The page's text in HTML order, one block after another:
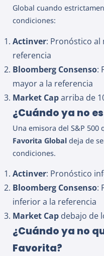
Global cuando
condiciones:
Actinver: Pronóstico al
referencia
Bloomberg Consenso:
mayor a la referencia
Market Caparriba de
¿Cuándo ya no
Una emisora del S&P 500
Favorita Global deja de
condiciones.
Actinver: Pronóstico
Bloomberg Consenso:
inferior a la referencia
Market Cap debajo de
¿Cuándo ya no
Favorita?